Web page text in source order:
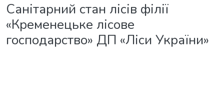
Санітарний стан лісів філії
«Кременецьке лісове
господарство» ДП «Ліси України»